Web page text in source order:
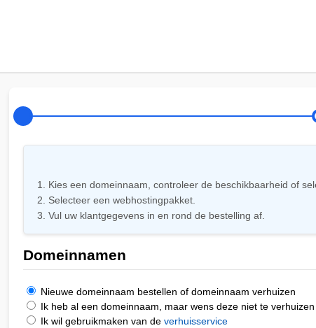
Kies een domeinnaam, controleer de beschikbaarheid of
Selecteer een webhostingpakket.
Vul uw klantgegevens in en rond de bestelling af.
Domeinnamen
Nieuwe domeinnaam bestellen of domeinnaam verhuizen
Ik heb al een domeinnaam, maar wens deze niet te verhuizen
Ik wil gebruikmaken van deverhuisservice